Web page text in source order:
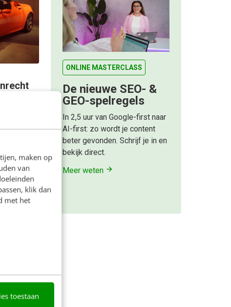
maken op
van
klik dan
met het
toestaan
de
nodig
ONLINE MASTERCLASS
De nieuwe SEO- &
GEO-spelregels
In 2,5 uur van Google-first naar
AI-first: zo wordt je content
beter gevonden. Schrijf je in en
bekijk direct.
Meer weten